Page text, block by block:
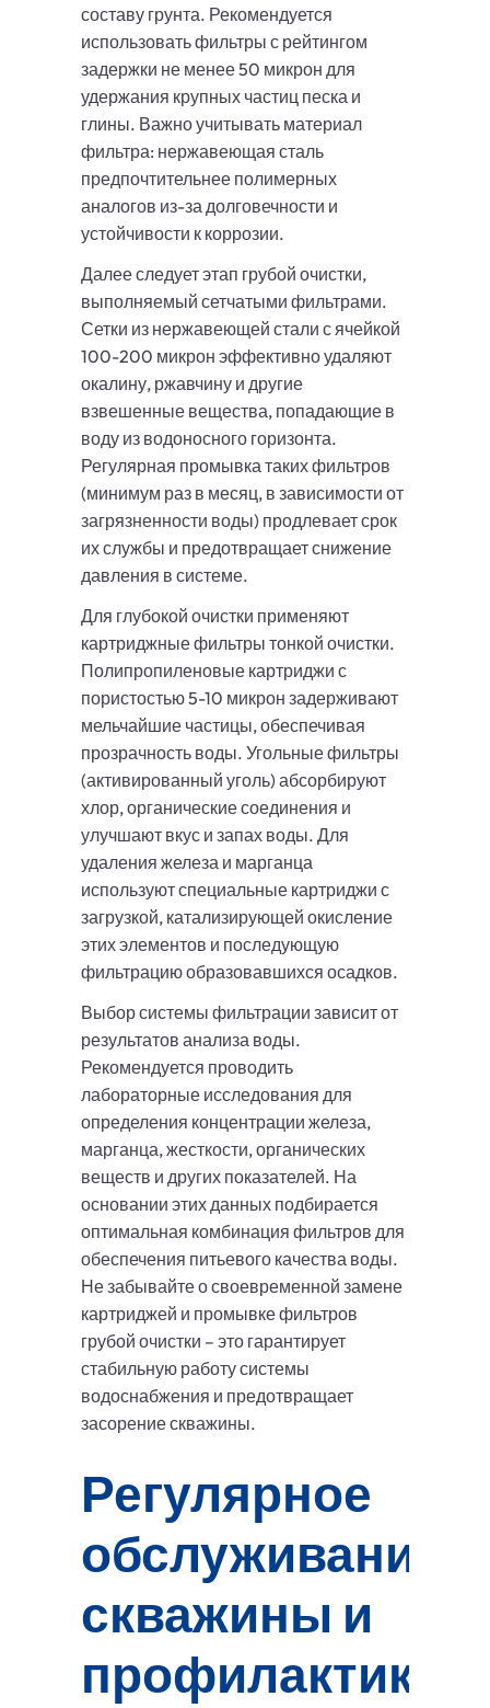
составу грунта. Рекомендуется
использовать фильтры с рейтингом
задержки не менее 50 микрон для
удержания крупных частиц песка и
глины. Важно учитывать материал
фильтра: нержавеющая сталь
предпочтительнее полимерных
аналогов из-за долговечности и
устойчивости к коррозии.
Далее следует этап грубой очистки,
выполняемый сетчатыми фильтрами.
Сетки из нержавеющей стали с ячейкой
100-200 микрон эффективно удаляют
окалину, ржавчину и другие
взвешенные вещества, попадающие в
воду из водоносного горизонта.
Регулярная промывка таких фильтров
(минимум раз в месяц, в зависимости от
загрязненности воды) продлевает срок
их службы и предотвращает снижение
давления в системе.
Для глубокой очистки применяют
картриджные фильтры тонкой очистки.
Полипропиленовые картриджи с
пористостью 5-10 микрон задерживают
мельчайшие частицы, обеспечивая
прозрачность воды. Угольные фильтры
(активированный уголь) абсорбируют
хлор, органические соединения и
улучшают вкус и запах воды. Для
удаления железа и марганца
используют специальные картриджи с
загрузкой, катализирующей окисление
этих элементов и последующую
фильтрацию образовавшихся осадков.
Выбор системы фильтрации зависит от
результатов анализа воды.
Рекомендуется проводить
лабораторные исследования для
определения концентрации железа,
марганца, жесткости, органических
веществ и других показателей. На
основании этих данных подбирается
оптимальная комбинация фильтров для
обеспечения питьевого качества воды.
Не забывайте о своевременной замене
картриджей и промывке фильтров
грубой очистки – это гарантирует
стабильную работу системы
водоснабжения и предотвращает
засорение скважины.
Регулярное
обслуживание
скважины и
профилактика